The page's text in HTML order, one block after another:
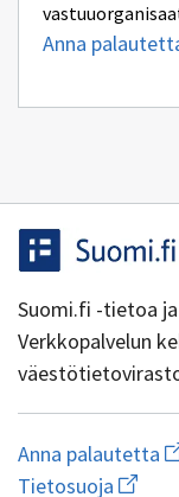
Anna
Suomi.fi -tietoa
Verkkopalvelun
Anna palautetta
Tietosuoja Avaa